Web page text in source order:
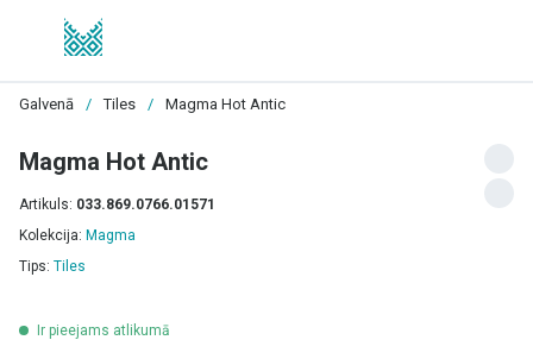
Galvenā / Tiles / Magma Hot Antic
Magma Hot Antic
Artikuls: 033.869.0766.01571
Kolekcija: Magma
Tips: Tiles
Ir pieejams atlikumā